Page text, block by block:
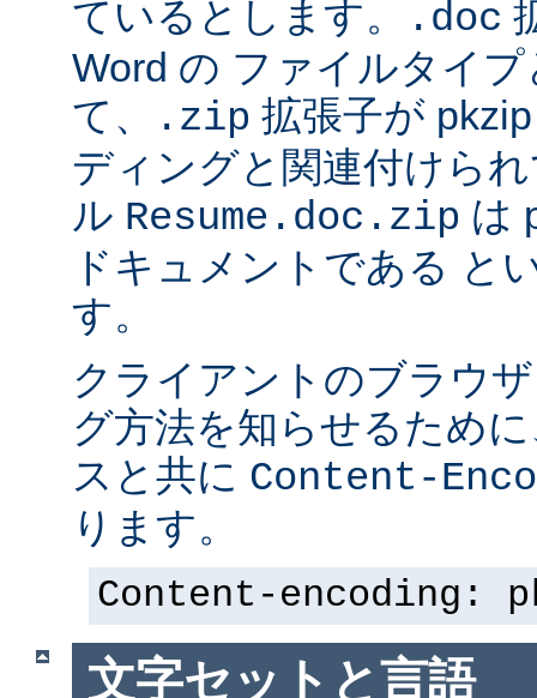
ているとします。
.doc
Word の ファイルタイ
て、
.zip 拡張子が
ディングと関連付けら
ル Resume.doc.zip は
ドキュメントである と
す。
クライアントのブラウ
グ方法を知らせるため
スと共に Content-
ります。
Content-encoding:
文字セットと言語